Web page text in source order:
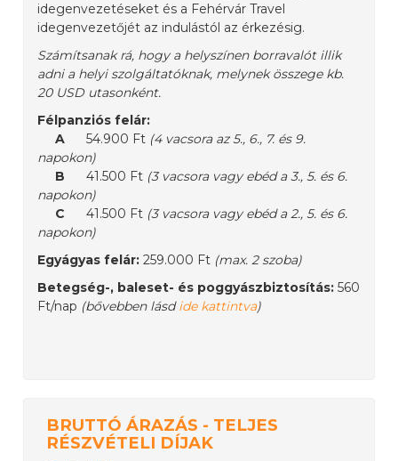
idegenvezetéseket és a Fehérvár Travel
idegenvezetőjét az indulástól az érkezésig.
Számítsanak rá, hogy a helyszínen borravalót illik
adni a helyi szolgáltatóknak, melynek összege kb.
20 USD utasonként.
Félpanziós felár:
A 54.900 Ft (4 vacsora az 5., 6., 7. és 9.
napokon)
B 41.500 Ft (3 vacsora vagy ebéd a 3., 5. és 6.
napokon)
C 41.500 Ft (3 vacsora vagy ebéd a 2., 5. és 6.
napokon)
Egyágyas felár: 259.000 Ft (max. 2 szoba)
Betegség-, baleset- és poggyászbiztosítás: 560
Ft/nap (bővebben lásdide kattintva)
BRUTTÓ ÁRAZÁS - TELJES
RÉSZVÉTELI DÍJAK